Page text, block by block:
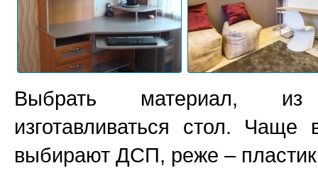
Выбрать материал, из
изготавливаться стол.
выбирают ДСП, реже –